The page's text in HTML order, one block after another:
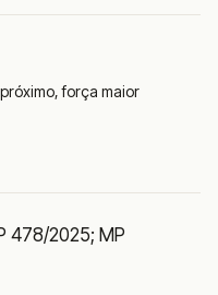
força maior
478/2025; MP